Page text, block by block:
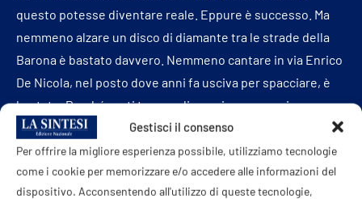
Gestisci il consenso
Per offrire la migliore esperienza possibile, utilizziamo tecnologie
come i cookie per memorizzare e/o accedere alle informazioni del
dispositivo. Acconsentendo all'utilizzo di queste tecnologie,
questo potesse diventare reale. Eppure è successo. Ma
nemmeno alzare un disco di diamante tra le strade della
Barona è bastato davvero. Nemmeno cantare in via Enrico
De Nicola, nel posto dove anni fa usciva per spacciare, è
bastato. Perché certi traguardi non riescono mai a
riempire del tutto quello che hai dentro.
Forse è anche per questo che la notte non riesce a
dormire. Perché è difficile accettare di aver realizzato